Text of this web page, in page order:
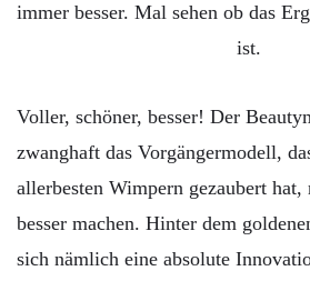
immer besser. Mal sehen ob das
ist.
Voller, schöner, besser! Der
zwanghaft das Vorgängermodell,
allerbesten Wimpern gezaubert hat,
besser machen. Hinter dem
sich nämlich eine absolute